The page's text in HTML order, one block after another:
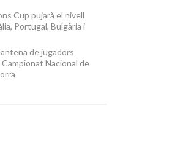
Cup pujarà el nivell
Portugal, Bulgària i
de jugadors
Nacional de